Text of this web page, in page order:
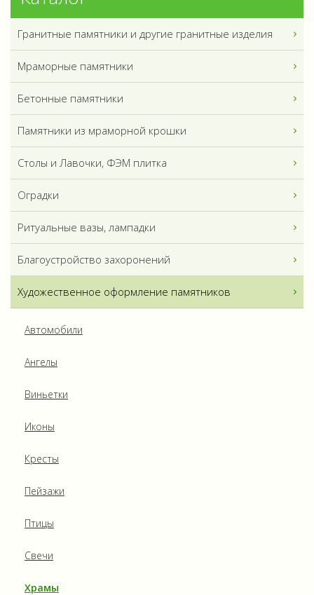
Гранитные памятники и другие гранитные изделия
Мраморные памятники
Бетонные памятники
Памятники из мраморной крошки
Столы и Лавочки, ФЭМ плитка
Оградки
Ритуальные вазы, лампадки
Благоустройство захоронений
Художественное оформление памятников
Автомобили
Ангелы
Виньетки
Иконы
Кресты
Пейзажи
Птицы
Свечи
Храмы